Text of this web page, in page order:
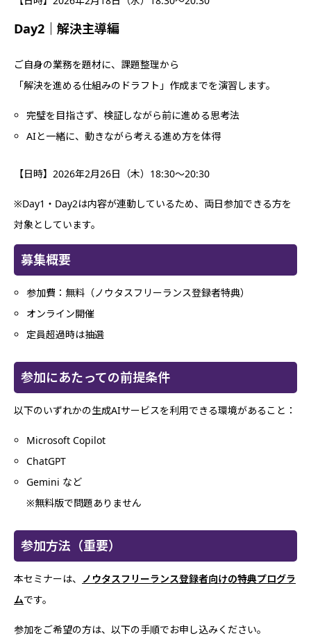
Day2｜解決主導編
ご自身の業務を題材に、課題整理から
「解決を進める仕組みのドラフト」作成までを演習します。
完璧を目指さず、検証しながら前に進める思考法
AIと一緒に、動きながら考える進め方を体得
【日時】2026年2月26日（木）18:30〜20:30
※Day1・Day2は内容が連動しているため、両日参加できる方を
対象としています。
募集概要
参加費：無料（ノウタスフリーランス登録者特典）
オンライン開催
定員超過時は抽選
参加にあたっての前提条件
以下のいずれかの生成AIサービスを利用できる環境があること：
Microsoft Copilot
ChatGPT
Gemini など
※無料版で問題ありません
参加方法（重要）
本セミナーは、 ノウタスフリーランス登録者向けの特典プログラ
ムです。
参加をご希望の方は、以下の手順でお申し込みください。